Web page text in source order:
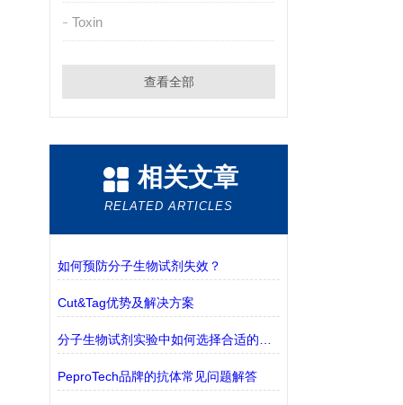
Toxin
查看全部
相关文章
RELATED ARTICLES
如何预防分子生物试剂失效？
Cut&Tag优势及解决方案
PeproTech品牌的抗体常见问题解答